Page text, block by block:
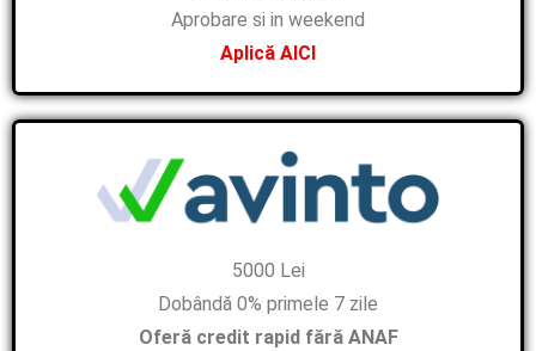
Aprobare si in weekend
Aplică AICI
5000 Lei
Dobândă 0% primele 7 zile
Oferă credit rapid fără ANAF